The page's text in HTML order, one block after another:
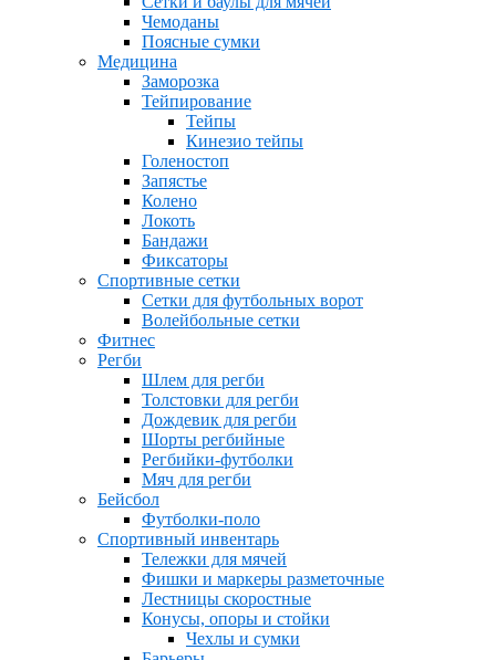
Чемоданы
Поясные сумки
Медицина
Заморозка
Тейпирование
Тейпы
Кинезио тейпы
Голеностоп
Запястье
Колено
Локоть
Бандажи
Фиксаторы
Спортивные сетки
Сетки для футбольных ворот
Волейбольные сетки
Фитнес
Регби
Шлем для регби
Толстовки для регби
Дождевик для регби
Шорты регбийные
Регбийки-футболки
Мяч для регби
Бейсбол
Футболки-поло
Спортивный инвентарь
Тележки для мячей
Фишки и маркеры разметочные
Лестницы скоростные
Конусы, опоры и стойки
Чехлы и сумки